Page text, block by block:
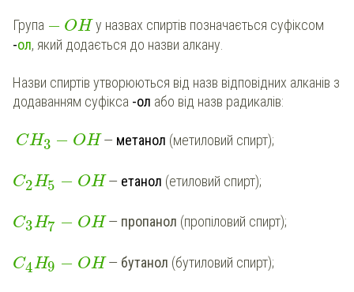
Група − OHу назвах спиртів позначається суфіксом
-ол, який додається до назви алкану.
Назви спиртів утворюються від назв відповідних алканів з
додаванням суфікса -ол або від назв радикалів:
CH3 − OH — метанол (метиловий спирт);
C2H5 − OH— етанол (етиловий спирт);
C3H7 − OH— пропанол (пропіловий спирт);
C4H9 − OH— бутанол (бутиловий спирт);